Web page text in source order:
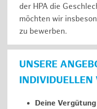
der HPA die
möchten wir
zu bewerben.
UNSERE
INDIVIDUELLEN
Deine